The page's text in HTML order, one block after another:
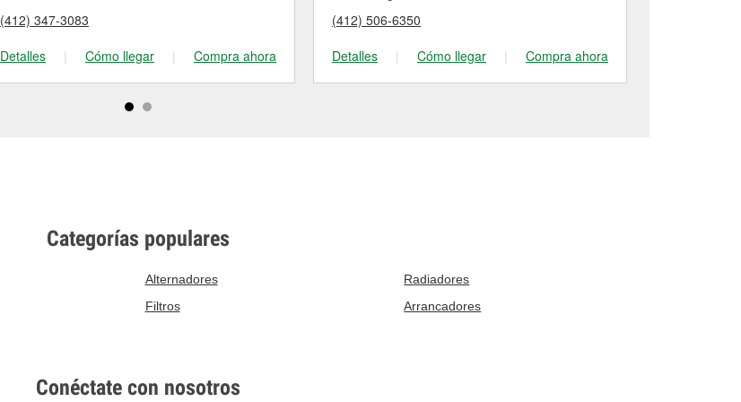
(412) 347-3083
Detalles
| Cómo llegar | Compra ahora
(412) 506-6350
Detalles
| Cómo llegar | Compra ahora
Categorías populares
Alternadores
Radiadores
Filtros Arrancadores
Conéctate con nosotros